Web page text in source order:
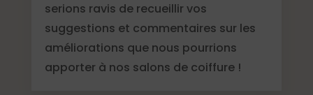
serions ravis de recueillir vos
suggestions et commentaires sur les
améliorations que nous pourrions
apporter à nos salons de coiffure !